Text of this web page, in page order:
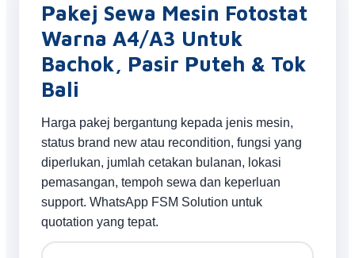
Pakej Sewa Mesin Fotostat
Warna A4/A3 Untuk
Bachok, Pasir Puteh & Tok
Bali
Harga pakej bergantung kepada jenis mesin,
status brand new atau recondition, fungsi yang
diperlukan, jumlah cetakan bulanan, lokasi
pemasangan, tempoh sewa dan keperluan
support. WhatsApp FSM Solution untuk
quotation yang tepat.